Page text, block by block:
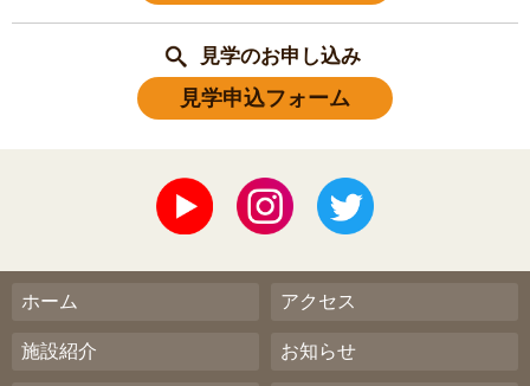
見学のお申し込み
見学申込フォーム
ホーム
施設紹介
アクセス
お知らせ